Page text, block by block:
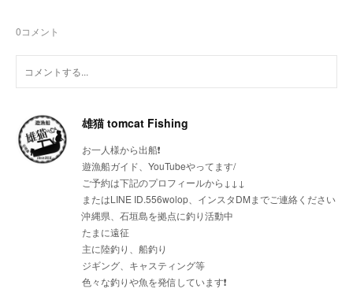
0コメント
雄猫 tomcat Fishing
お一人様から出船❗
遊漁船ガイド、YouTubeやってます/
ご予約は下記のプロフィールから↓↓↓
またはLINE ID.556wolop、インスタDMまでご連絡ください
沖縄県、石垣島を拠点に釣り活動中
たまに遠征
主に陸釣り、船釣り
ジギング、キャスティング等
色々な釣りや魚を発信しています❗